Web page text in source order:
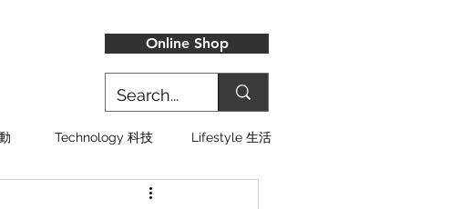
Online Shop
Technology 科技 Lifestyle 生活